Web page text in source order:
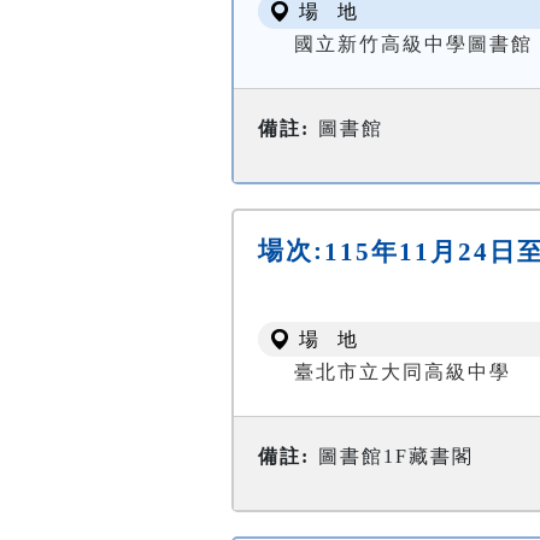
場 地
國立新竹高級中學圖書館
備註: 圖書館
場次: 115年11月24日
場 地
臺北市立大同高級中學
備註: 圖書館1F藏書閣